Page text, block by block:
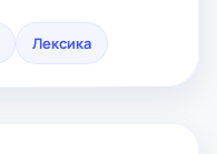
Лексика